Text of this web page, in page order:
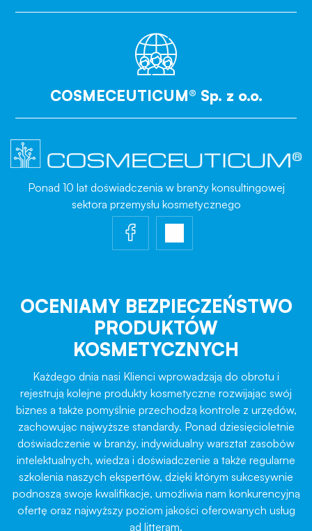
COSMECEUTICUM® Sp. z o.o.
Ponad 10 lat doświadczenia w branży konsultingowej
sektora przemysłu kosmetycznego
OCENIAMY BEZPIECZEŃSTWO
PRODUKTÓW
KOSMETYCZNYCH
Każdego dnia nasi Klienci wprowadzają do obrotu i
rejestrują kolejne produkty kosmetyczne rozwijając swój
biznes a także pomyślnie przechodzą kontrole z urzędów,
zachowując najwyższe standardy. Ponad dziesięcioletnie
doświadczenie w branży, indywidualny warsztat zasobów
intelektualnych, wiedza i doświadczenie a także regularne
szkolenia naszych ekspertów, dzięki którym sukcesywnie
podnoszą swoje kwalifikacje, umożliwia nam konkurencyjną
ofertę oraz najwyższy poziom jakości oferowanych usług
ad litteram.